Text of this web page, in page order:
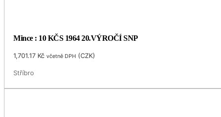
Mince : 10 KČS 1964 20.VÝROČÍ SNP
1,701.17 Kč včetně DPH (CZK)
Stříbro